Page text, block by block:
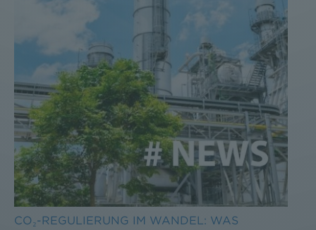
CO₂-REGULIERUNG IM WANDEL: WAS